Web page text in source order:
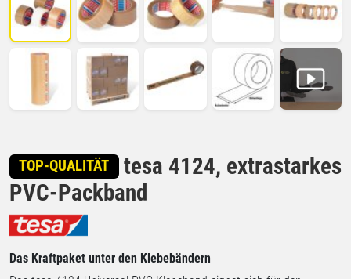
TOP-QUALITÄT
tesa 4124, extrastarkes
PVC-Packband
Das Kraftpaket unter den Klebebändern